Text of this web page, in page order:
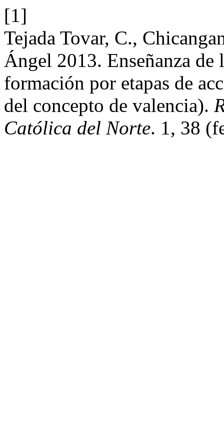
[1]
Tejada Tovar, C.,
Ángel 2013. Enseñanza de
formación por etapas de
del concepto de valencia).
Católica del Norte. 1, 38